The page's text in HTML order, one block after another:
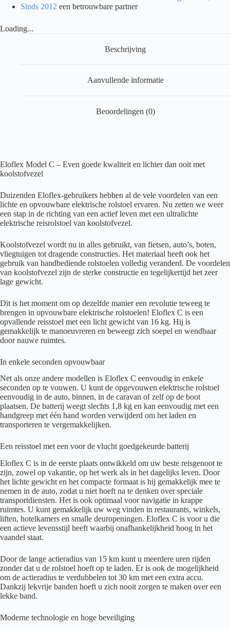
Sinds 2012 een betrouwbare partner
Loading...
Beschrijving
Aanvullende informatie
Beoordelingen (0)
Eloflex Model C – Even goede kwaliteit en lichter dan ooit met
koolstofvezel
Duizenden Eloflex-gebruikers hebben al de vele voordelen van een
lichte en opvouwbare elektrische rolstoel ervaren. Nu zetten we weer
een stap in de richting van een actief leven met een ultralichte
elektrische reisrolstoel van koolstofvezel.
Koolstofvezel wordt nu in alles gebruikt, van fietsen, auto’s, boten,
vliegtuigen tot dragende constructies. Het materiaal heeft ook het
gebruik van handbediende rolstoelen volledig veranderd. De voordelen
van koolstofvezel zijn de sterke constructie en tegelijkertijd het zeer
lage gewicht.
Dit is het moment om op dezelfde manier een revolutie teweeg te
brengen in opvouwbare elektrische rolstoelen! Eloflex C is een
opvallende reisstoel met een licht gewicht van 16 kg. Hij is
gemakkelijk te manoeuvreren en beweegt zich soepel en wendbaar
door nauwe ruimtes.
In enkele seconden opvouwbaar
Net als onze andere modellen is Eloflex C eenvoudig in enkele
seconden op te vouwen. U kunt de opgevouwen elektrische rolstoel
eenvoudig in de auto, binnen, in de caravan of zelf op de boot
plaatsen. De batterij weegt slechts 1,8 kg en kan eenvoudig met een
handgreep met één hand worden verwijderd om het laden en
transporteren te vergemakkelijken.
Een reisstoel met een voor de vlucht goedgekeurde batterij
Eloflex C is in de eerste plaats ontwikkeld om uw beste reisgenoot te
zijn, zowel op vakantie, op het werk als in het dagelijks leven. Door
het lichte gewicht en het compacte formaat is hij gemakkelijk mee te
nemen in de auto, zodat u niet hoeft na te denken over speciale
transportdiensten. Het is ook optimaal voor navigatie in krappe
ruimtes. U kunt gemakkelijk uw weg vinden in restaurants, winkels,
liften, hotelkamers en smalle deuropeningen. Eloflex C is voor u die
een actieve levensstijl heeft waarbij onafhankelijkheid hoog in het
vaandel staat.
Door de lange actieradius van 15 km kunt u meerdere uren rijden
zonder dat u de rolstoel hoeft op te laden. Er is ook de mogelijkheid
om de actieradius te verdubbelen tot 30 km met een extra accu.
Dankzij lekvrije banden hoeft u zich nooit zorgen te maken over een
lekke band.
Moderne technologie en hoge beveiliging